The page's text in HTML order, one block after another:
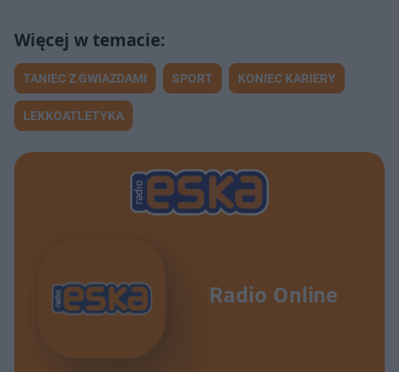
TANIEC Z GWIAZDAMI SPORT KONIEC KARIERY
LEKKOATLETYKA
Radio Online